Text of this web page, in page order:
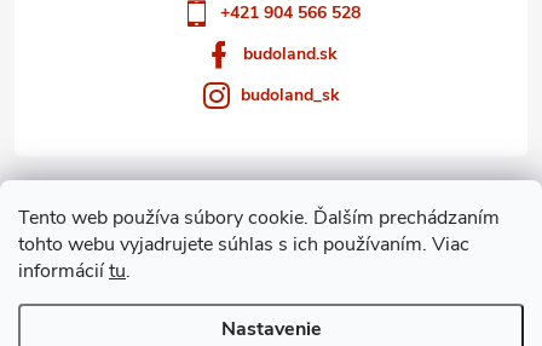
Tento web používa súbory cookie. Ďalším prechádzaním
tohto webu vyjadrujete súhlas s ich používaním. Viac
informáciítu.
Nastavenie
+421 904 566 528
budoland.sk
budoland_sk
Informácie pre vás
Blog